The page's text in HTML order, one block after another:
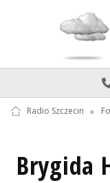
Radio Szczecin »
Brygida